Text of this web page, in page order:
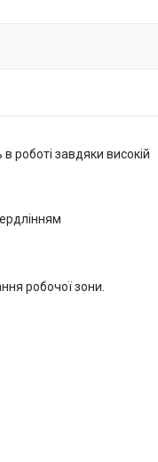
роботі завдяки високій
робочої зони.